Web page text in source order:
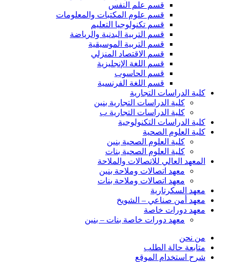
قسم علم النفس
قسم علوم المكتبات والمعلومات
قسم تكنولوجيا التعليم
قسم التربية البدنية والرياضة
قسم التربية الموسيقية
قسم الاقتصاد المنزلي
قسم اللغة الإنجليزية
قسم الحاسوب
قسم اللغة الفرنسية
كلية الدراسات التجارية
كلية الدراسات التجارية بنين
كلية الدراسات التجارية ب
كلية الدراسات التكنولوجية
كلية العلوم الصحية
كلية العلوم الصحية بنين
كلية العلوم الصحية بنات
المعهد العالي للاتصالات والملاحة
معهد اتصالات وملاحة بنين
معهد اتصالات وملاحة بنات
معهد السكرتارية
معهد أمن صناعي – الشويخ
معهد دورات خاصة
معهد دورات خاصة بنات – بنين
من نحن
متابعة حالة الطلب
شرح استخدام الموقع